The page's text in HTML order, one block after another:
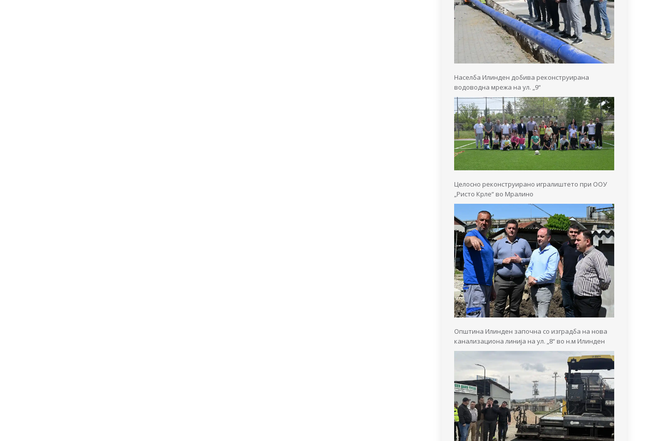
Населба Илинден добива реконструирана
водоводна мрежа на ул. „9“
Целосно реконструирано игралиштето при ООУ
„Ристо Крле“ во Мралино
Општина Илинден започна со изградба на нова
канализациона линија на ул. „8“ во н.м Илинден